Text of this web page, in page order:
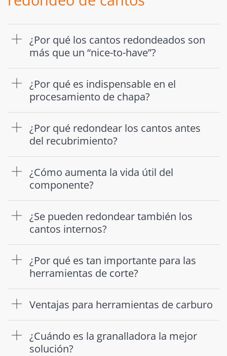
¿Por qué los cantos redondeados son
más que un “nice-to-have”?
¿Por qué es indispensable en el
procesamiento de chapa?
¿Por qué redondear los cantos antes
del recubrimiento?
¿Cómo aumenta la vida útil del
componente?
¿Se pueden redondear también los
cantos internos?
¿Por qué es tan importante para las
herramientas de corte?
Ventajas para herramientas de carburo
¿Cuándo es la granalladora la mejor
solución?